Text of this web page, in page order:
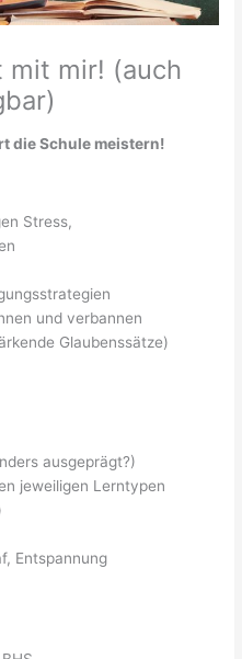
mit mir! (auch
die Schule meistern!
Stress,
und verbannen
Glaubenssätze)
ausgeprägt?)
jeweiligen Lerntypen
Entspannung